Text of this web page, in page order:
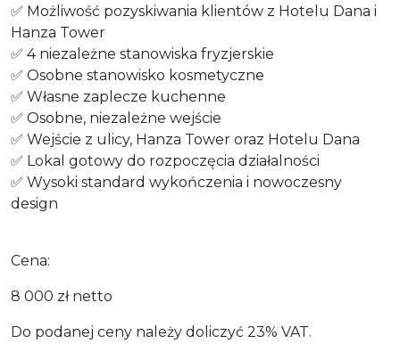
✅ Możliwość pozyskiwania klientów z Hotelu Dana i
Hanza Tower
✅ 4 niezależne stanowiska fryzjerskie
✅ Osobne stanowisko kosmetyczne
✅ Własne zaplecze kuchenne
✅ Osobne, niezależne wejście
✅ Wejście z ulicy, Hanza Tower oraz Hotelu Dana
✅ Lokal gotowy do rozpoczęcia działalności
✅ Wysoki standard wykończenia i nowoczesny
design
Cena:
8 000 zł netto
Do podanej ceny należy doliczyć 23% VAT.